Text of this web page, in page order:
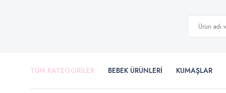
TÜM KATEGORİLER BEBEK ÜRÜNLERİ KUMAŞLAR